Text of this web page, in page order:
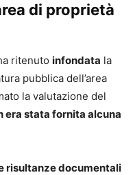
di proprietà
ritenuto infondata la
pubblica dell’area
la valutazione del
era stata fornita alcuna
risultanze documentali